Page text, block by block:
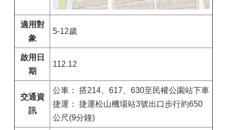
適用對
象
5-12歲
啟用日
期
112.12
交通資
訊
公車： 搭214、617、630至民權公園站下車
捷運： 捷運松山機場站3號出口步行約650
公尺(9分鐘)